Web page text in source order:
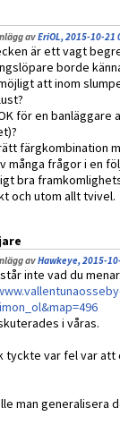
avEriOL, 2015-10-21
är ett vagt
borde
att inom
för en banläggare
färgkombination
många frågor i en
bra
och utom allt tvivel.
avHawkeye, 2015-
inte vad du
i våras.
tyckte var fel var att
man generalisera